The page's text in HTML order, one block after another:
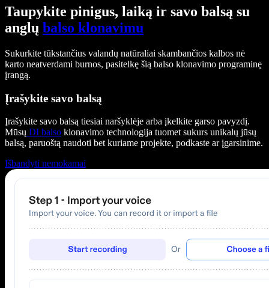
Taupykite pinigus, laiką ir savo balsą su
anglų balso klonavimu
Sukurkite tūkstančius valandų natūraliai skambančios kalbos nė
karto neatverdami burnos, pasitelkę šią balso klonavimo programinę
įrangą.
Įrašykite savo balsą
Įrašykite savo balsą tiesiai naršyklėje arba įkelkite garso pavyzdį.
Mūsų DI balso klonavimo technologija tuomet sukurs unikalų jūsų
balsą, paruoštą naudoti bet kuriame projekte, podkaste ar įgarsinime.
Išbandyti nemokamai